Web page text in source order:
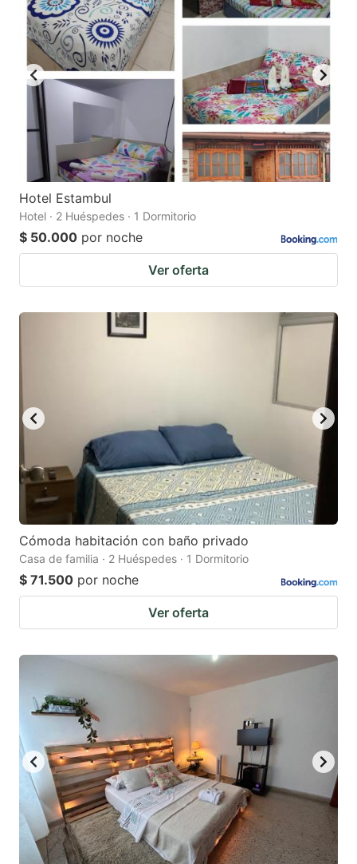
Hotel Estambul
Hotel · 2 Huéspedes · 1 Dormitorio
$ 50.000 por noche
Ver oferta
Cómoda habitación con baño privado
Casa de familia · 2 Huéspedes · 1 Dormitorio
$ 71.500 por noche
Ver oferta